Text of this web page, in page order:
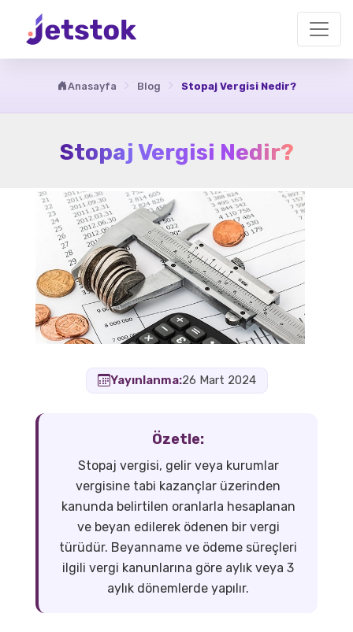
Anasayfa Blog Stopaj Vergisi Nedir?
Stopaj Vergisi Nedir?
Yayınlanma:26 Mart 2024
Özetle:
Stopaj vergisi, gelir veya kurumlar
vergisine tabi kazançlar üzerinden
kanunda belirtilen oranlarla hesaplanan
ve beyan edilerek ödenen bir vergi
türüdür. Beyanname ve ödeme süreçleri
ilgili vergi kanunlarına göre aylık veya 3
aylık dönemlerde yapılır.